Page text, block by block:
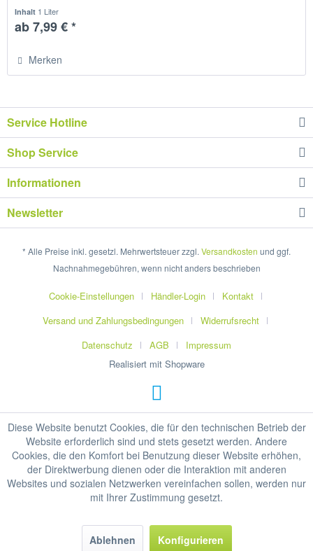
Inhalt 1 Liter
ab 7,99 € *
Merken
Service Hotline
Shop Service
Informationen
Newsletter
* Alle Preise inkl. gesetzl. Mehrwertsteuer zzgl. Versandkosten und ggf.
Nachnahmegebühren, wenn nicht anders beschrieben
Cookie-Einstellungen Händler-Login
Kontakt
Versand und Zahlungsbedingungen
Widerrufsrecht
Datenschutz
AGB
Impressum
Realisiert mit Shopware
Diese Website benutzt Cookies, die für den technischen Betrieb der
Website erforderlich sind und stets gesetzt werden. Andere
Cookies, die den Komfort bei Benutzung dieser Website erhöhen,
der Direktwerbung dienen oder die Interaktion mit anderen
Websites und sozialen Netzwerken vereinfachen sollen, werden nur
mit Ihrer Zustimmung gesetzt.
Ablehnen Konfigurieren